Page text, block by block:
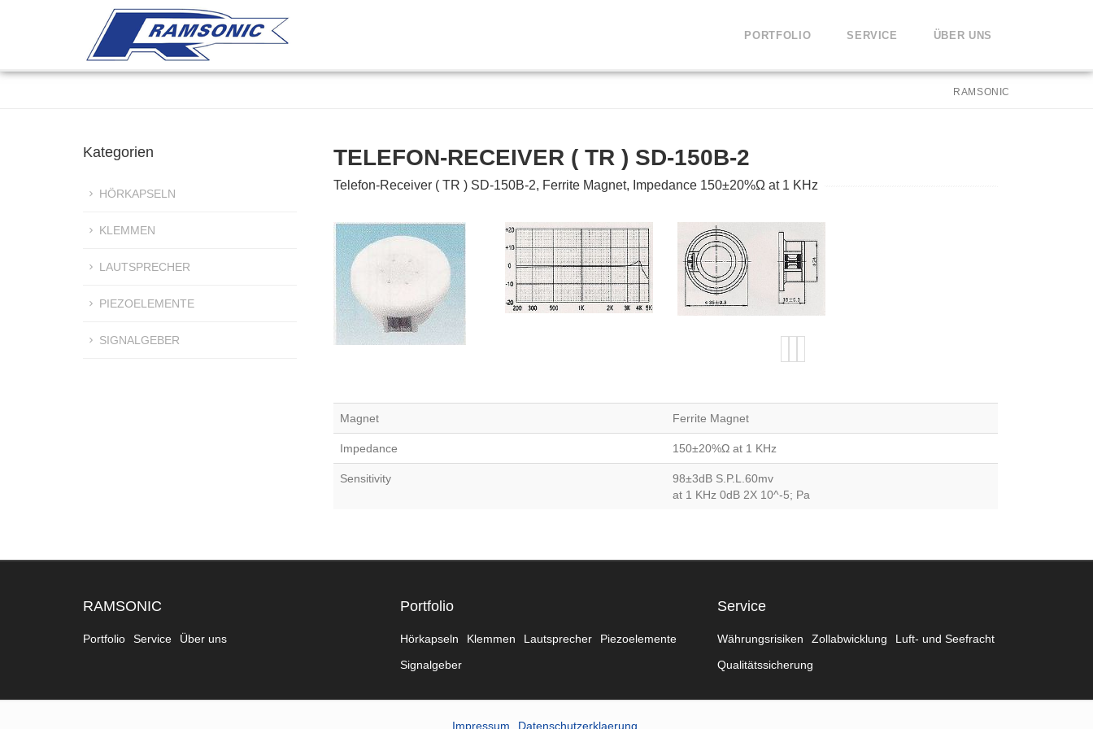
PORTFOLIO SERVICE ÜBER UNS
RAMSONIC
Kategorien
HÖRKAPSELN
KLEMMEN
LAUTSPRECHER
PIEZOELEMENTE
SIGNALGEBER
TELEFON-RECEIVER ( TR ) SD-150B-2
Telefon-Receiver ( TR ) SD-150B-2, Ferrite Magnet, Impedance 150±20%Ω at 1 KHz
Magnet Ferrite Magnet
Impedance 150±20%Ω at 1 KHz
Sensitivity
98±3dB S.P.L.60mv
at 1 KHz 0dB 2X 10^-5; Pa
RAMSONIC
Portfolio Service Über uns
Portfolio
Hörkapseln Klemmen Lautsprecher
Piezoelemente
Signalgeber
Service
Währungsrisiken Zollabwicklung
Luft- und Seefracht
Qualitätssicherung
Impressum Datenschutzerklaerung